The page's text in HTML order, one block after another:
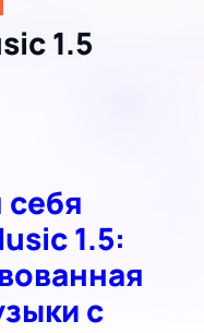
1.5
1.5:
с